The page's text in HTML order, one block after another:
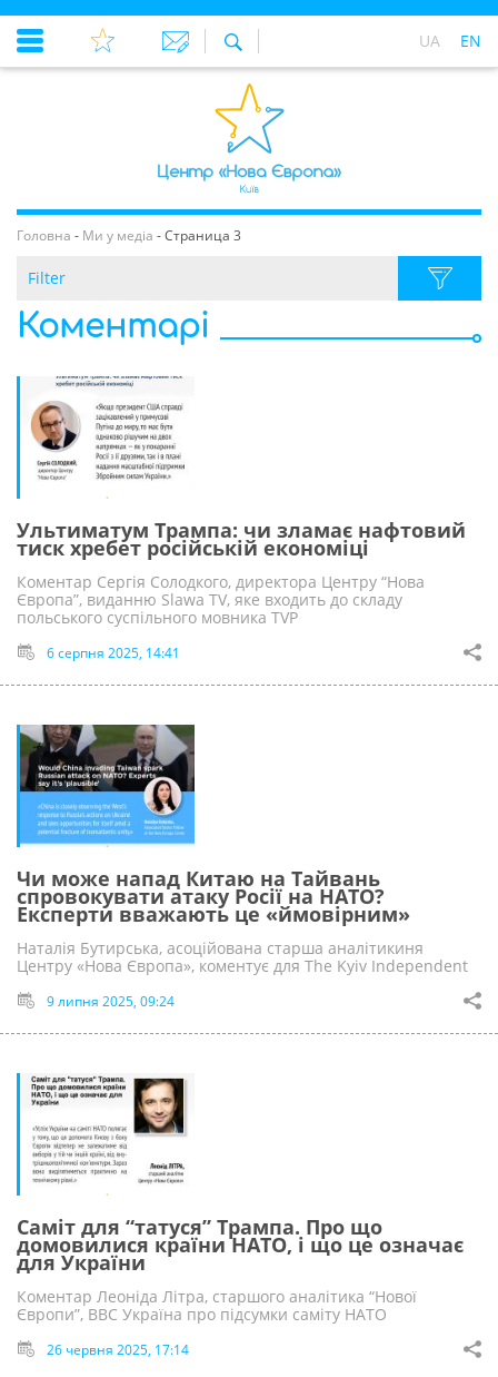
UA EN
Головна - Ми у медіа -Страница 3
Filter
Коментарі
Ультиматум Трампа: чи зламає нафтовий
тиск хребет російській економіці
Коментар Сергія Солодкого, директора Центру “Нова
Європа”, виданню Slawa TV, яке входить до складу
польського суспільного мовника TVP
6 серпня 2025, 14:41
Чи може напад Китаю на Тайвань
спровокувати атаку Росії на НАТО?
Експерти вважають це «ймовірним»
Наталія Бутирська, асоційована старша аналітикиня
Центру «Нова Європа», коментує для The Kyiv Independent
9 липня 2025, 09:24
Саміт для “татуся” Трампа. Про що
домовилися країни НАТО, і що це означає
для України
Коментар Леоніда Літра, старшого аналітика “Нової
Європи”, ВВС Україна про підсумки саміту НАТО
26 червня 2025, 17:14